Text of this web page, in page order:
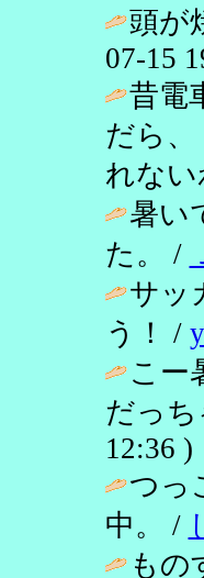
頭が
07-15
昔電
だら
れない
暑い
た。 /
サッ
う！ /
こー
だっ
12:36 )
つっ
中。 /
もの